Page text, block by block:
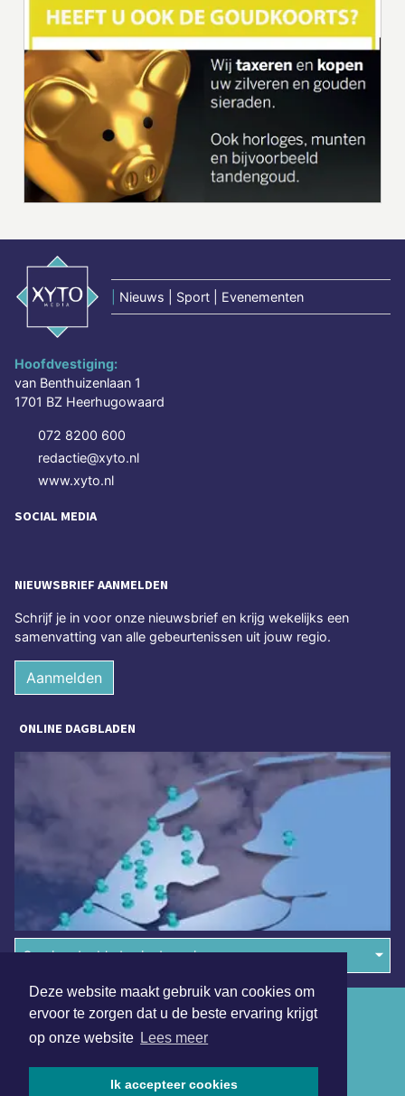
Deze website maakt gebruik van cookies om
ervoor te zorgen dat u de beste ervaring krijgt
op onze website Lees meer
Ik accepteer cookies
Nieuws | Sport | Evenementen
Hoofdvestiging:
van Benthuizenlaan 1
1701 BZ Heerhugowaard
072 8200 600
redactie@xyto.nl
www.xyto.nl
SOCIAL MEDIA
NIEUWSBRIEF AANMELDEN
Schrijf je in voor onze nieuwsbrief en krijg wekelijks een
samenvatting van alle gebeurtenissen uit jouw regio.
Aanmelden
ONLINE DAGBLADEN
Overige dagbladen in de regio
Algemene voorwaarden
Disclaimer